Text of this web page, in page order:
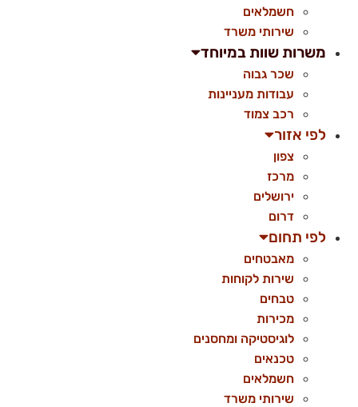
חשמלאים
שירותי משרד
משרות שוות במיוחד
שכר גבוה
עבודות מעניינות
רכב צמוד
לפי אזור
צפון
מרכז
ירושלים
דרום
לפי תחום
מאבטחים
שירות לקוחות
טבחים
מכירות
לוגיסטיקה ומחסנים
טכנאים
חשמלאים
שירותי משרד